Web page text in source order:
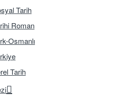
Tarih
Roman
Osmanlı
Tarih